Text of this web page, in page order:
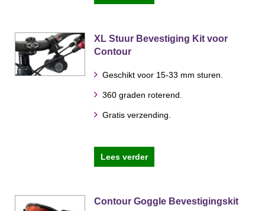
XL Stuur Bevestiging Kit voor
Contour
Geschikt voor 15-33 mm sturen.
360 graden roterend.
Gratis verzending.
Lees verder
Contour Goggle Bevestigingskit